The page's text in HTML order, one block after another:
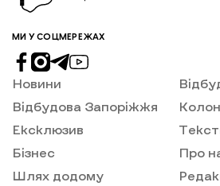
МИ У СОЦМЕРЕЖАХ
Новини
Відбудова Запоріжжя
Ексклюзив
Бізнес
Шлях додому
Про